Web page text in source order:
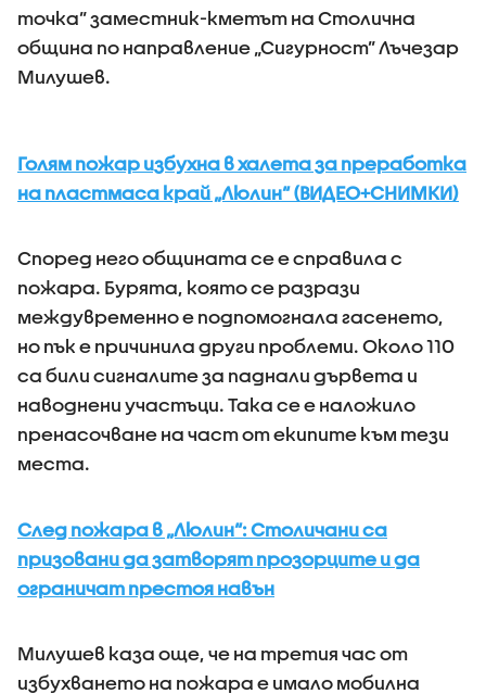
точка” заместник-кметът на Столична
община по направление „Сигурност” Лъчезар
Милушев.
Голям пожар избухна в халета за преработка
на пластмаса край „Люлин“ (ВИДЕО+СНИМКИ)
Според него общината се е справила с
пожара. Бурята, която се разрази
междувременно е подпомогнала гасенето,
но пък е причинила други проблеми. Около 110
са били сигналите за паднали дървета и
наводнени участъци. Така се е наложило
пренасочване на част от екипите към тези
места.
След пожара в „Люлин“: Столичани са
призовани да затворят прозорците и да
ограничат престоя навън
Милушев каза още, че на третия час от
избухването на пожара е имало мобилна